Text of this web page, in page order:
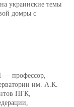
украинские темы
домры с
им. А.К.
ПГК,